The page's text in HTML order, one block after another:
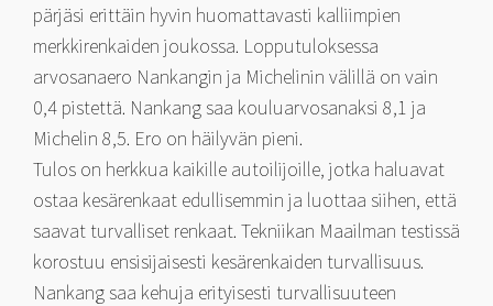
pärjäsi erittäin hyvin huomattavasti kalliimpien
merkkirenkaiden joukossa. Lopputuloksessa
arvosanaero Nankangin ja Michelinin välillä on vain
0,4 pistettä. Nankang saa kouluarvosanaksi 8,1 ja
Michelin 8,5. Ero on häilyvän pieni.
Tulos on herkkua kaikille autoilijoille, jotka haluavat
ostaa kesärenkaat edullisemmin ja luottaa siihen, että
saavat turvalliset renkaat. Tekniikan Maailman testissä
korostuu ensisijaisesti kesärenkaiden turvallisuus.
Nankang saa kehuja erityisesti turvallisuuteen